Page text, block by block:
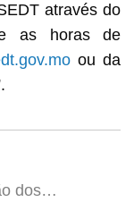
através do
as horas de
ou da
dos